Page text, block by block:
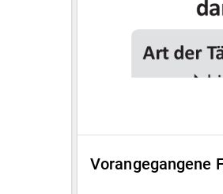
Vorangegangene